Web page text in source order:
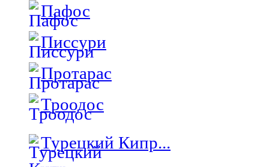
Пафос
Писсури
Протарас
Троодос
Турецкий Кипр...